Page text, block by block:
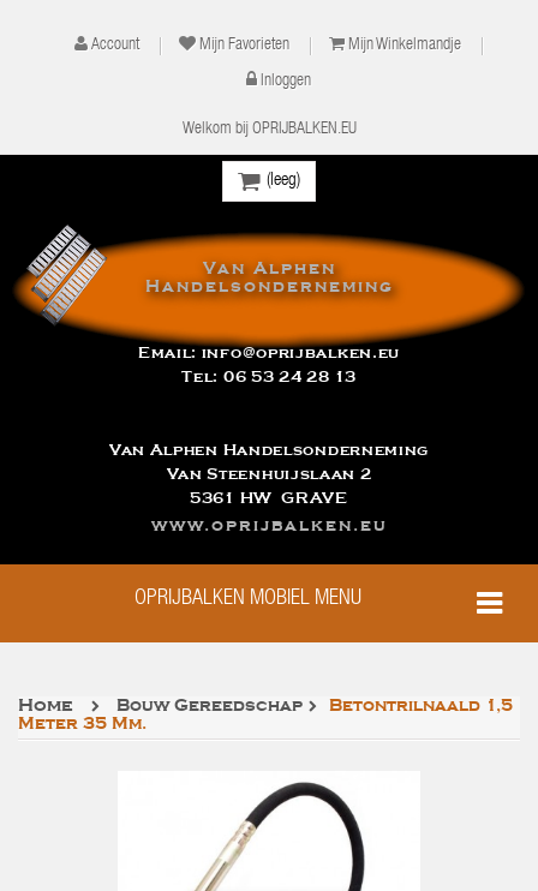
Account Mijn Favorieten Mijn Winkelmandje
Inloggen
Welkom bij OPRIJBALKEN.EU
(leeg)
Van Alphen
Handelsonderneming
Email: info@oprijbalken.eu
Tel: 06 53 24 28 13
Van Alphen Handelsonderneming
Van Steenhuijslaan 2
5361 HW GRAVE
www.oprijbalken.eu
OPRIJBALKEN MOBIEL MENU
Home Bouw Gereedschap
Betontrilnaald 1,5
Meter 35 Mm.